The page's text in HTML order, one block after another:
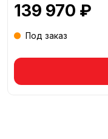
139 970 ₽
Под заказ